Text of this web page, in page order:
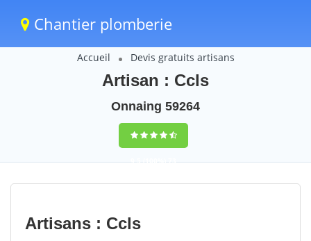
Chantier plomberie
Accueil Devis gratuits artisans
Artisan : Ccls
Onnaing 59264
9,5(100%)73
votes
Artisans : Ccls